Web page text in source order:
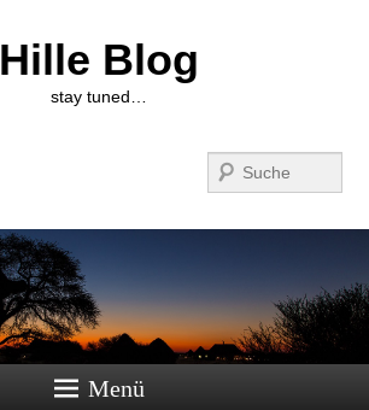
Hille Blog
stay tuned…
Menü